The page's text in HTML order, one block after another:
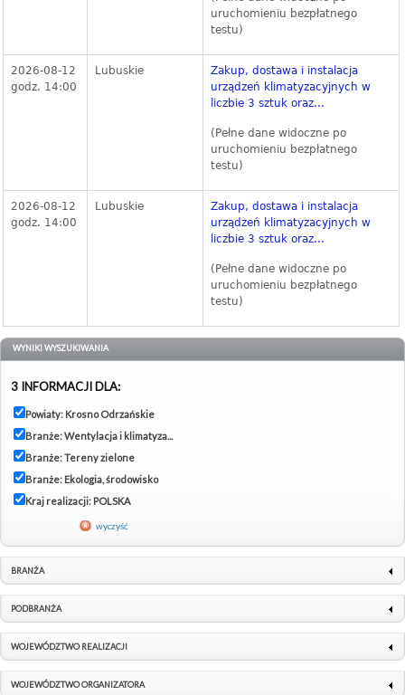
uruchomieniu bezpłatnego
testu)
2026-08-12
godz. 14:00
Lubuskie
Zakup, dostawa i instalacja
urządzeń klimatyzacyjnych w
liczbie 3 sztuk oraz...
(Pełne dane widoczne po
uruchomieniu bezpłatnego
testu)
2026-08-12
godz. 14:00
Lubuskie
Zakup, dostawa i instalacja
urządzeń klimatyzacyjnych w
liczbie 3 sztuk oraz...
(Pełne dane widoczne po
uruchomieniu bezpłatnego
testu)
WYNIKI WYSZUKIWANIA
3 INFORMACJI DLA:
Powiaty: Krosno Odrzańskie
Branże: Wentylacja i klimatyza...
Branże: Tereny zielone
Branże: Ekologia, środowisko
Kraj realizacji: POLSKA
wyczyść
BRANŻA
PODBRANŻA
WOJEWÓDZTWO REALIZACJI
WOJEWÓDZTWO ORGANIZATORA